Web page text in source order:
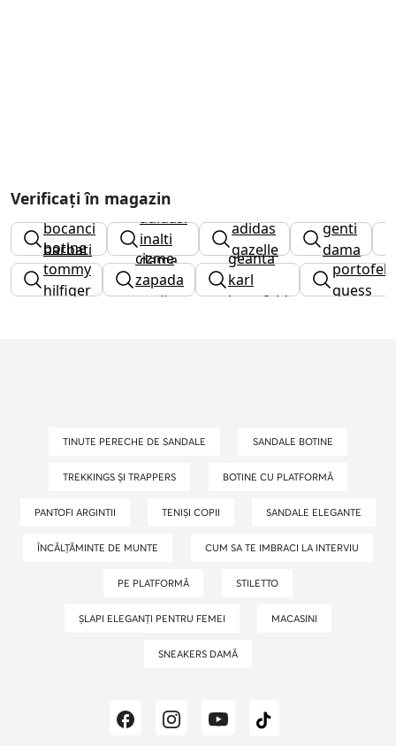
Verificați în magazin
bocanci
barbati
adidasi
inalti
dama
adidas
gazelle
genti
dama
botine
tommy
hilfiger
cizme
zapada
copii
geanta
karl
lagerfeld
portofel
guess
TINUTE PERECHE DE SANDALE SANDALE BOTINE
TREKKINGS ȘI TRAPPERS BOTINE CU PLATFORMĂ
PANTOFI ARGINTII TENIȘI COPII SANDALE ELEGANTE
ÎNCĂLȚĂMINTE DE MUNTE CUM SA TE IMBRACI LA INTERVIU
PE PLATFORMĂ STILETTO
ȘLAPI ELEGANȚI PENTRU FEMEI MACASINI
SNEAKERS DAMĂ